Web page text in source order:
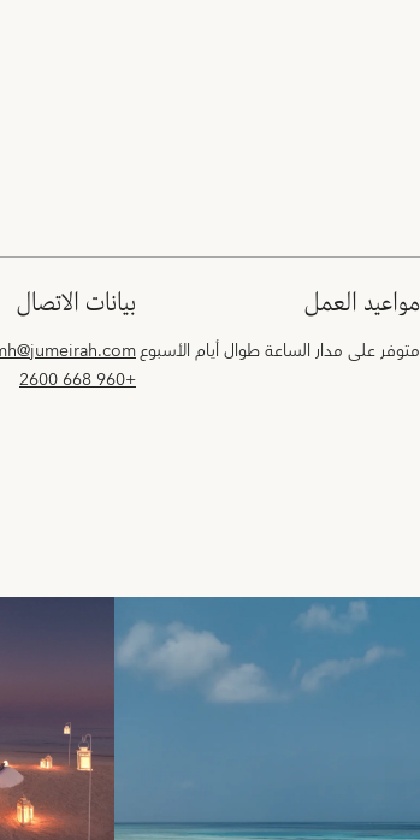
مواعيد العمل
متوفر على مدار الساعة طوال أيام الأسبوع
بيانات الاتصال
+960 668 2600